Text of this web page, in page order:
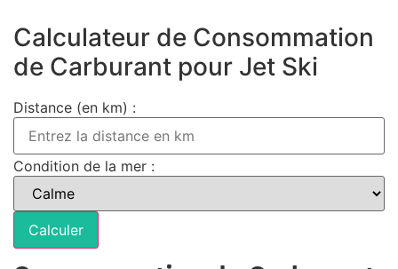
Calculateur de Consommation
de Carburant pour Jet Ski
Distance (en km) :
Condition de la mer :
Calculer